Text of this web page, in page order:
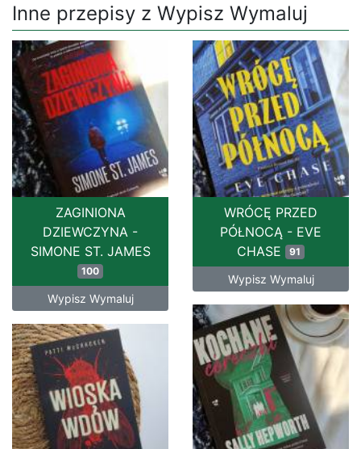
Inne przepisy z Wypisz Wymaluj
ZAGINIONA
DZIEWCZYNA -
SIMONE ST. JAMES
100
Wypisz Wymaluj
WRÓCĘ PRZED
PÓŁNOCĄ - EVE
CHASE 91
Wypisz Wymaluj